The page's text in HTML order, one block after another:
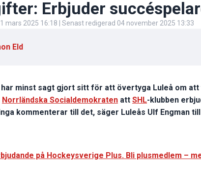
Erbjuder
mars 2025 16:18 | Senast redigerad 04 november 2025 13:33
Eld
har minst sagt gjort sitt för att övertyga Luleå om
Norrländska Socialdemokraten att SHL-klubben
kommenterar till det, säger Luleås Ulf Engman
på Hockeysverige Plus. Bli plusmedlem –